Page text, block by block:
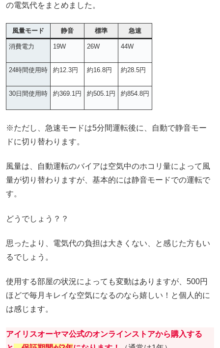
の電気代をまとめました。
風量モード 静音 標準 急速
消費電力 19W 26W 44W
24時間使用時 約12.3円 約16.8円 約28.5円
30日間使用時 約369.1円 約505.1円 約854.8円
※ただし、急速モードは5分間運転後に、自動で静音モー
ドに切り替わります。
風量は、自動運転のバイアは空気中のホコリ量によって風
量が切り替わりますが、基本的には静音モードでの運転で
す。
どうでしょう？？
思ったより、電気代の負担は大きくない、と感じた方もい
るでしょう。
使用する部屋の状況によっても変動はありますが、500円
ほどで毎月キレイな空気になるのなら嬉しい！と個人的に
は感じます。
アイリスオーヤマ公式のオンラインストアから購入する